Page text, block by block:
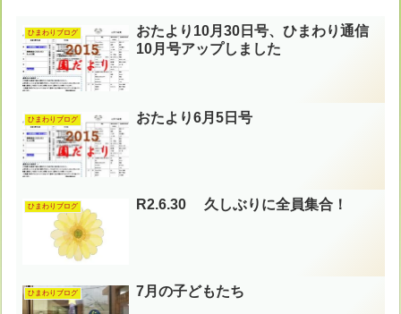
ひまわりブログ
おたより10月30日号、ひまわり通信
10月号アップしました
ひまわりブログ おたより6月5日号
ひまわりブログ R2.6.30 久しぶりに全員集合！
ひまわりブログ 7月の子どもたち